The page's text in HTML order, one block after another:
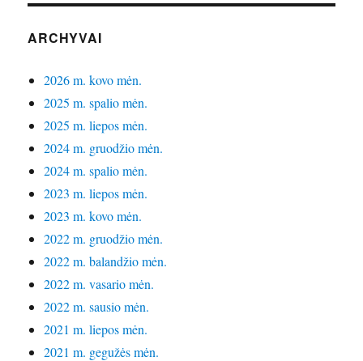
ARCHYVAI
2026 m. kovo mėn.
2025 m. spalio mėn.
2025 m. liepos mėn.
2024 m. gruodžio mėn.
2024 m. spalio mėn.
2023 m. liepos mėn.
2023 m. kovo mėn.
2022 m. gruodžio mėn.
2022 m. balandžio mėn.
2022 m. vasario mėn.
2022 m. sausio mėn.
2021 m. liepos mėn.
2021 m. gegužės mėn.